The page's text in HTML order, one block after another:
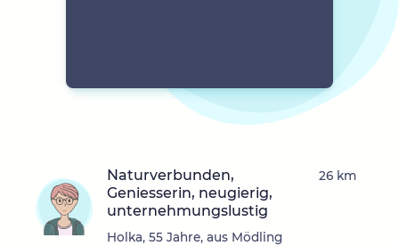
Naturverbunden,
Geniesserin, neugierig,
unternehmungslustig
Holka, 55 Jahre, aus Mödling
26 km